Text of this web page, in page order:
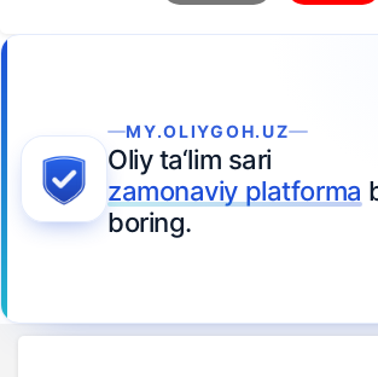
MY.OLIYGOH.UZ
Oliy ta‘lim sari
zamonaviy platforma
boring.